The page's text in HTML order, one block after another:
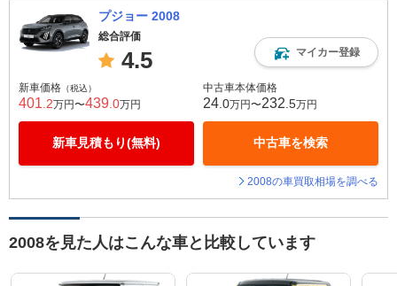
プジョー 2008
総合評価
4.5 マイカー登録
新車価格 （税込）
401 .2万円〜439 .0万円
新車見積もり(無料)
中古車本体価格
24 .0万円〜232 .5万円
中古車を検索
2008の車買取相場を調べる
2008を見た人はこんな車と比較しています